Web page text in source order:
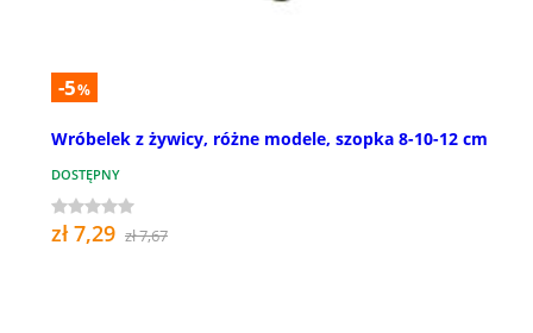
-5%
Wróbelek z żywicy, różne modele, szopka 8-10-12 cm
DOSTĘPNY
zł 7,29 zł 7,67